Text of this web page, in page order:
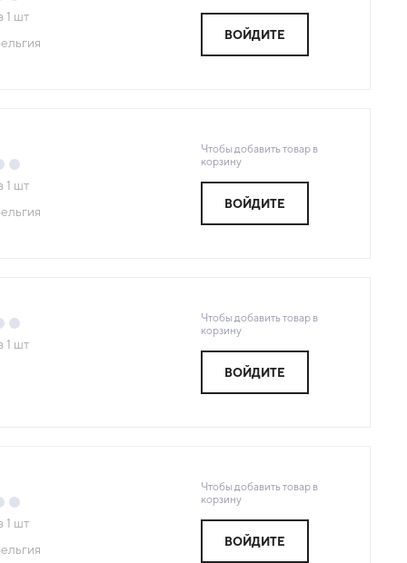
1 шт
ВОЙДИТЕ
1 шт
Чтобы добавить товар в
корзину
ВОЙДИТЕ
1 шт
Чтобы добавить товар в
корзину
ВОЙДИТЕ
1 шт
Чтобы добавить товар в
корзину
ВОЙДИТЕ